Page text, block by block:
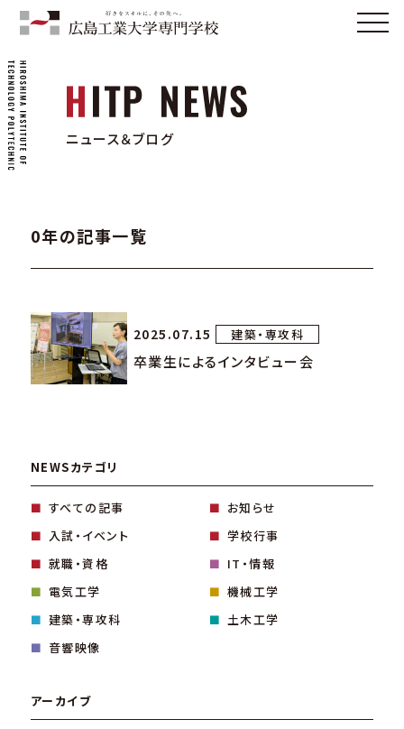
ニュース＆ブログ
0年の記事一覧
2025.07.15 建築・専攻科
卒業生によるインタビュー会
NEWSカテゴリ
すべての記事
お知らせ
入試・イベント
学校行事
就職・資格
IT・情報
電気工学
機械工学
建築・専攻科
土木工学
音響映像
アーカイブ